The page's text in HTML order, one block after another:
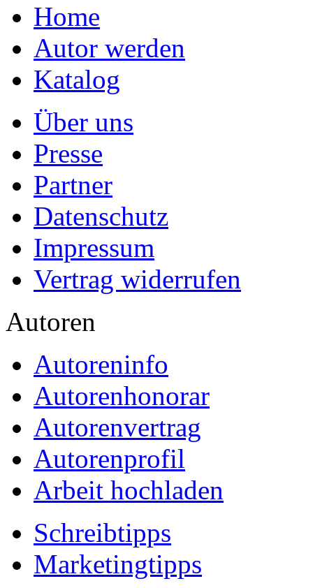
Home
Autor werden
Katalog
Über uns
Presse
Partner
Datenschutz
Impressum
Vertrag widerrufen
Autoren
Autoreninfo
Autorenhonorar
Autorenvertrag
Autorenprofil
Arbeit hochladen
Schreibtipps
Marketingtipps